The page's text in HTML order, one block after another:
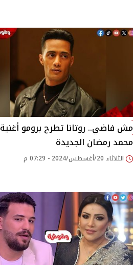
مش فاضي.. روتانا تطرح برومو أغنية
محمد رمضان الجديدة‎
الثلاثاء 20/أغسطس/2024 - 07:29 م